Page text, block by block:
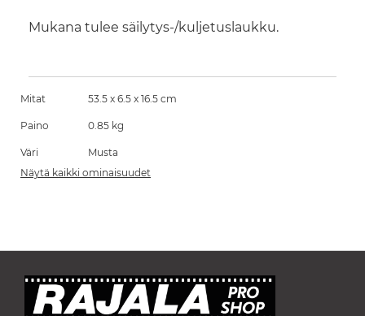
Mukana tulee säilytys-/kuljetuslaukku.
Mitat 53.5 x 6.5 x 16.5 cm
Paino 0.85 kg
Väri
Musta
Näytä kaikki ominaisuudet